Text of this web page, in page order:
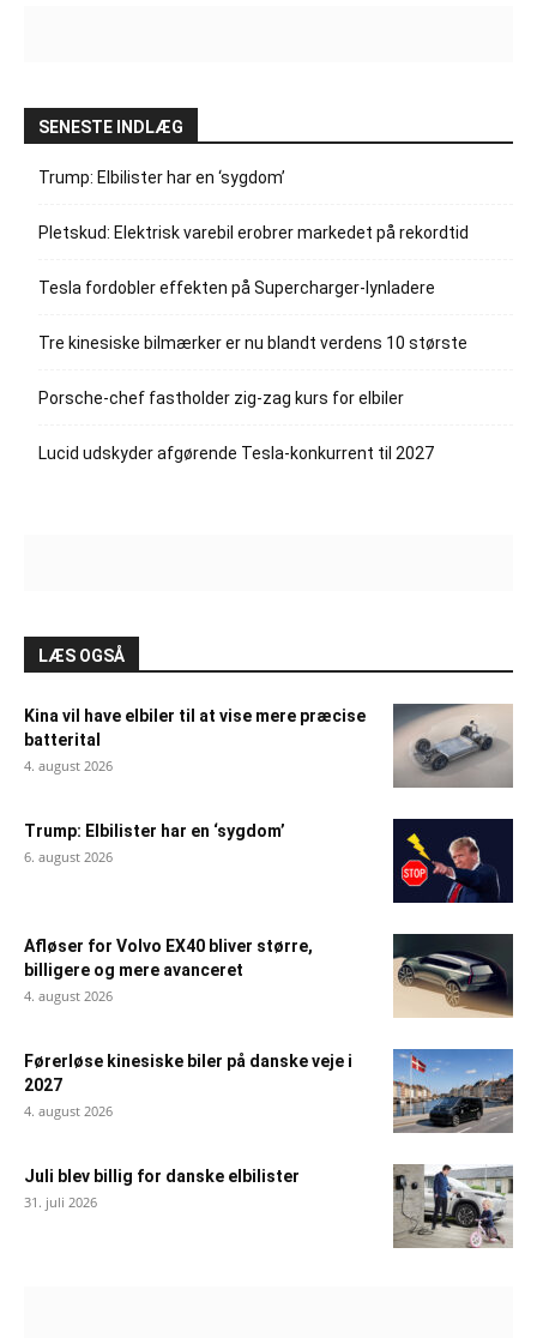
SENESTE INDLÆG
Trump: Elbilister har en ‘sygdom’
Pletskud: Elektrisk varebil erobrer markedet på rekordtid
Tesla fordobler effekten på Supercharger-lynladere
Tre kinesiske bilmærker er nu blandt verdens 10 største
Porsche-chef fastholder zig-zag kurs for elbiler
Lucid udskyder afgørende Tesla-konkurrent til 2027
LÆS OGSÅ
Kina vil have elbiler til at vise mere præcise
batterital
4. august 2026
Trump: Elbilister har en ‘sygdom’
6. august 2026
Afløser for Volvo EX40 bliver større,
billigere og mere avanceret
4. august 2026
Førerløse kinesiske biler på danske veje i
2027
4. august 2026
Juli blev billig for danske elbilister
31. juli 2026